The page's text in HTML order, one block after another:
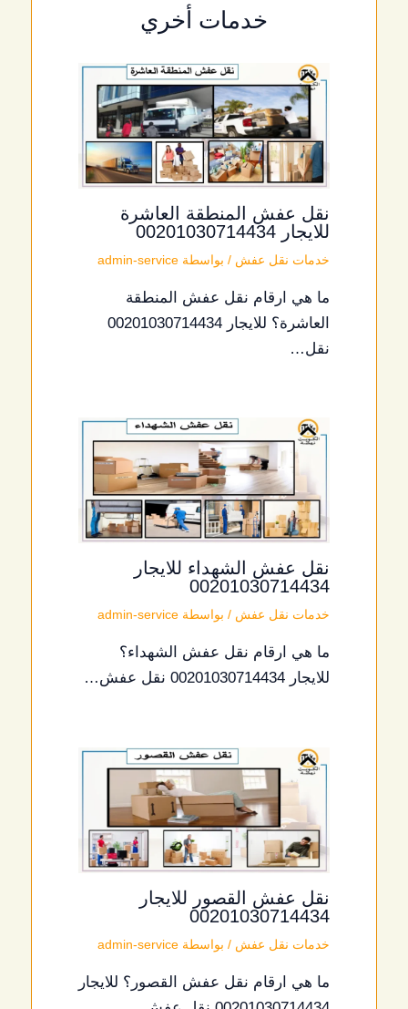
خدمات أخري
نقل عفش المنطقة العاشرة
للايجار 00201030714434
خدمات نقل عفش / بواسطة admin-service
ما هي ارقام نقل عفش المنطقة
العاشرة؟ للايجار 00201030714434
نقل…
نقل عفش الشهداء للايجار
00201030714434
خدمات نقل عفش / بواسطة admin-service
ما هي ارقام نقل عفش الشهداء؟
للايجار 00201030714434 نقل عفش…
نقل عفش القصور للايجار
00201030714434
خدمات نقل عفش / بواسطة admin-service
ما هي ارقام نقل عفش القصور؟ للايجار